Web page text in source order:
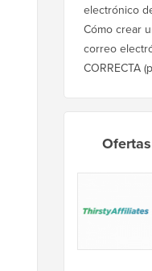
electrónico
Cómo crear
correo
CORRECTA